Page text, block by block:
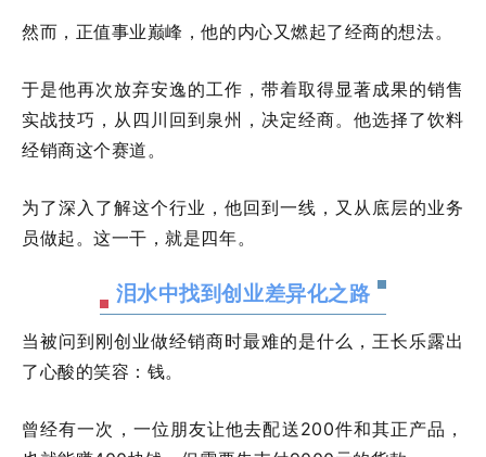
然而，正值事业巅峰，他的内心又燃起了经商的想法。
于是他再次放弃安逸的工作，带着取得显著成果的销售
实战技巧，从四川回到泉州，决定经商。他选择了饮料
经销商这个赛道。
为了深入了解这个行业，他回到一线，又从底层的业务
员做起。这一干，就是四年。
泪水中找到创业差异化之路
当被问到刚创业做经销商时最难的是什么，王长乐露出
了心酸的笑容：钱。
曾经有一次，一位朋友让他去配送200件和其正产品，